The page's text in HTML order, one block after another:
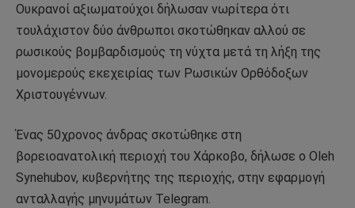
Ουκρανοί αξιωματούχοι δήλωσαν νωρίτερα ότι
τουλάχιστον δύο άνθρωποι σκοτώθηκαν αλλού σε
ρωσικούς βομβαρδισμούς τη νύχτα μετά τη λήξη της
μονομερούς εκεχειρίας των Ρωσικών Ορθόδοξων
Χριστουγέννων.
Ένας 50χρονος άνδρας σκοτώθηκε στη
βορειοανατολική περιοχή του Χάρκοβο, δήλωσε ο Oleh
Synehubov, κυβερνήτης της περιοχής, στην εφαρμογή
ανταλλαγής μηνυμάτων Telegram.